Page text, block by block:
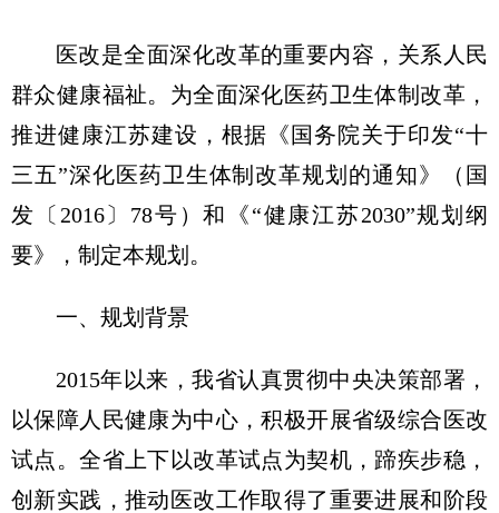
医改是全面深化改革的重要内容，关系人民
群众健康福祉。为全面深化医药卫生体制改革，
推进健康江苏建设，根据《国务院关于印发“十
三五”深化医药卫生体制改革规划的通知》（国
发〔2016〕78号）和《“健康江苏2030”规划纲
要》，制定本规划。
一、规划背景
2015年以来，我省认真贯彻中央决策部署，
以保障人民健康为中心，积极开展省级综合医改
试点。全省上下以改革试点为契机，蹄疾步稳，
创新实践，推动医改工作取得了重要进展和阶段